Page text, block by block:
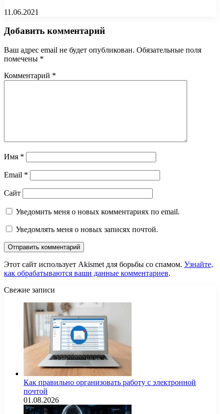
11.06.2021
Добавить комментарий
Ваш адрес email не будет опубликован. Обязательные поля
помечены *
Комментарий *
Имя *
Email *
Сайт
Уведомить меня о новых комментариях по email.
Уведомлять меня о новых записях почтой.
Этот сайт использует Akismet для борьбы со спамом. Узнайте,
как обрабатываются ваши данные комментариев.
Свежие записи
Как правильно организовать работу с электронной
почтой
01.08.2026